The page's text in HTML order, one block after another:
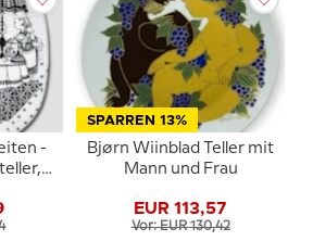
-
SPARREN 13%
Bjørn Wiinblad Teller mit
Mann und Frau
EUR 113,57
Vor: EUR 130,42